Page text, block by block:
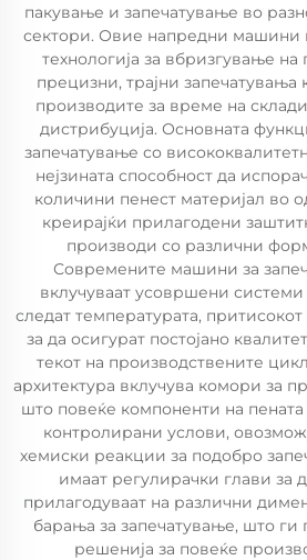
пакување и запечатување во
сектори. Овие напредни машини
технологија за вбризгување на
прецизни, трајни запечатувања
производите за време на
дистрибуција. Основната
запечатување со
нејзината способност да
количини пенест материјал во
креирајќи прилагодени
производи со различни
Современите машини за
вклучуваат усовршени системи
следат температурата,
за да осигурат постојано
текот на производствените
архитектура вклучува комори за
што повеќе компоненти на
контролирани услови,
хемиски реакции за подобро
имаат регулирачки глави за
прилагодуваат на различни
барања за запечатување, што ги
решенија за повеќе